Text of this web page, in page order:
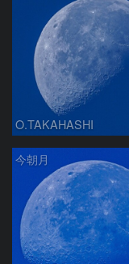
O.TAKAHASHI
今朝月